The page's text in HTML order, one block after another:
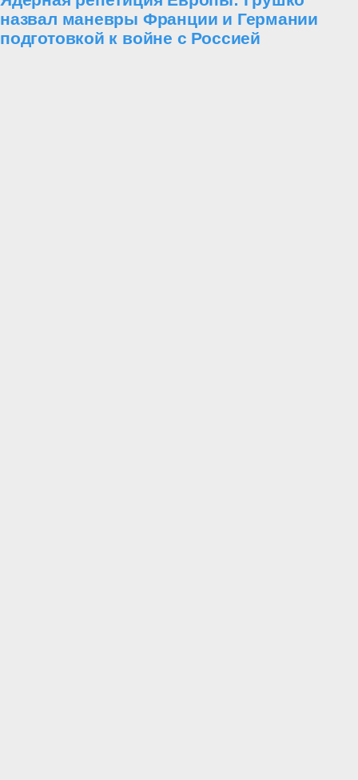
назвал маневры Франции и Германии
подготовкой к войне с Россией